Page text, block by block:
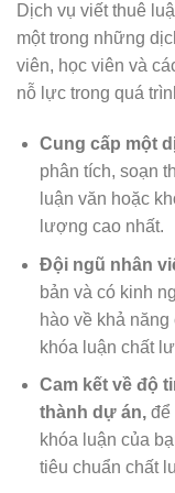
Dịch vụ viết thuê
một trong những
viên, học viên và
nỗ lực trong quá
Cung cấp một
phân tích, soạn
luận văn hoặc
lượng cao nhất.
Đội ngũ nhân
bản và có kinh
hào về khả
khóa luận chất
Cam kết về độ
thành dự án,để
khóa luận của
tiêu chuẩn chất